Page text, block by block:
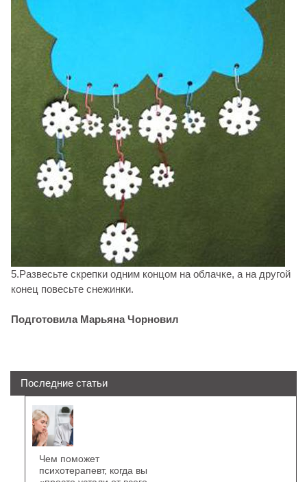
5.Развесьте скрепки одним концом на облачке, а на другой
конец повесьте снежинки.
Подготовила Марьяна Чорновил
Последние статьи
Чем поможет
психотерапевт, когда вы